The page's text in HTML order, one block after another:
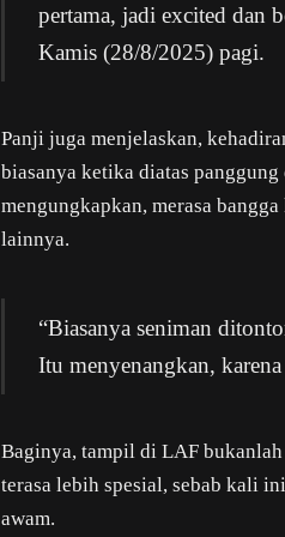
pertama, jadi excited dan
Kamis (28/8/2025) pagi.
Panji juga menjelaskan,
biasanya ketika diatas
mengungkapkan, merasa
lainnya.
“Biasanya seniman
Itu menyenangkan,
Baginya, tampil di LAF bukanlah
terasa lebih spesial, sebab kali
awam.